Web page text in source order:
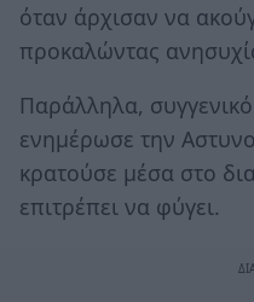
όταν άρχισαν να
προκαλώντας
Παράλληλα,
ενημέρωσε την
κρατούσε μέσα στο
επιτρέπει να φύγει.